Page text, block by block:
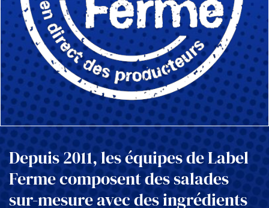
Depuis 2011, les équipes de Label
Ferme composent des salades
sur-mesure avec des ingrédients